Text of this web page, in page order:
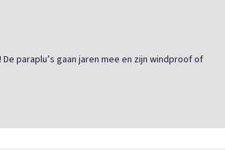
paraplu’s gaan jaren mee en zijn windproof of